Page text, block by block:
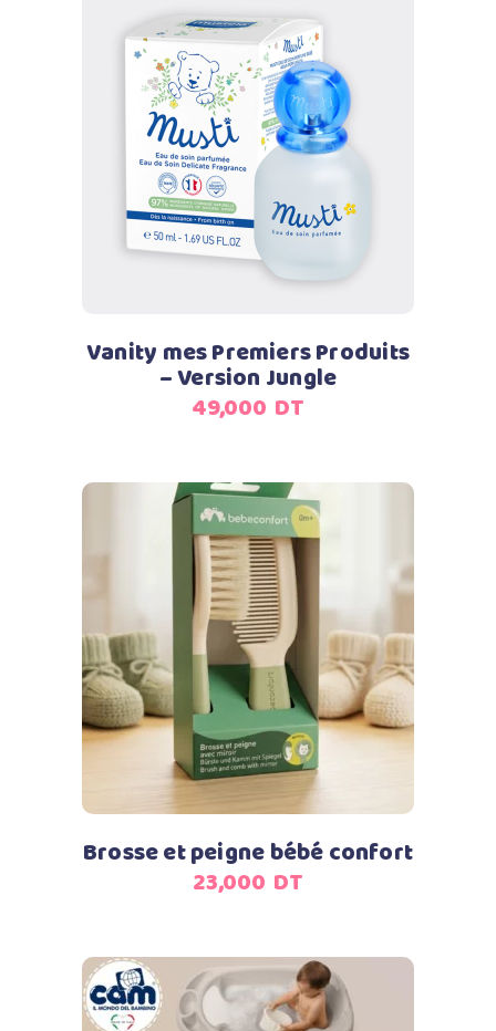
Ajouter au panier
Vanity mes Premiers Produits
– Version Jungle
49,000 DT
Ajouter au panier
Brosse et peigne bébé confort
23,000 DT